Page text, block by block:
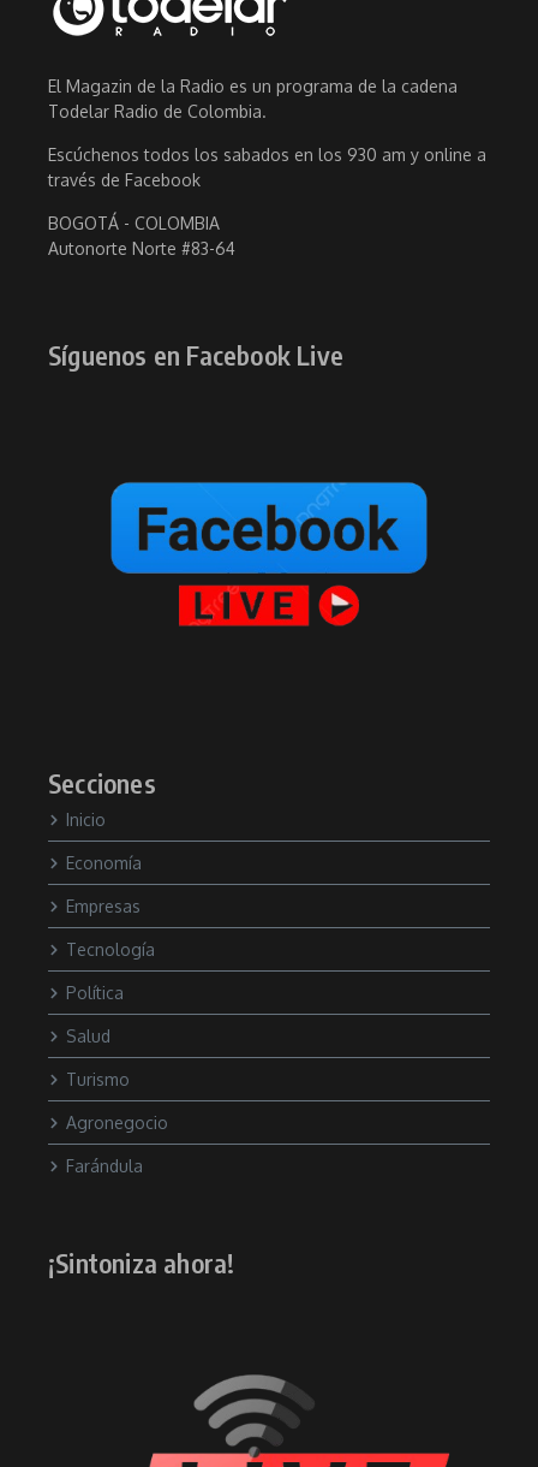
El Magazin de la Radio es un programa de la cadena
Todelar Radio de Colombia.
Escúchenos todos los sabados en los 930 am y online a
través de Facebook
BOGOTÁ - COLOMBIA
Autonorte Norte #83-64
Síguenos en Facebook Live
Secciones
Inicio
Economía
Empresas
Tecnología
Política
Salud
Turismo
Agronegocio
Farándula
¡Sintoniza ahora!